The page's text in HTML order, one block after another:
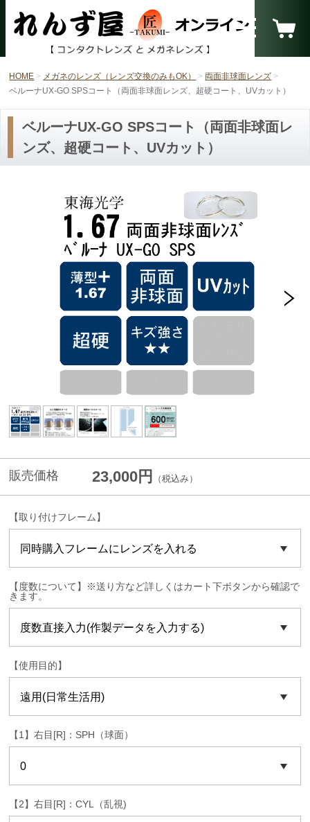
HOME メガネのレンズ（レンズ交換のみもOK）
両面非球面レンズ
ベルーナUX-GO SPSコート（両面非球面レンズ、超硬コート、UVカット）
ベルーナUX-GO SPSコート（両面非球面レ
ンズ、超硬コート、UVカット）
販売価格 23,000円 （税込み）
【取り付けフレーム】
【度数について】※送り方など詳しくはカート下ボタンから確認で
きます。
【使用目的】
【1】右目[R]：SPH（球面）
【2】右目[R]：CYL（乱視)